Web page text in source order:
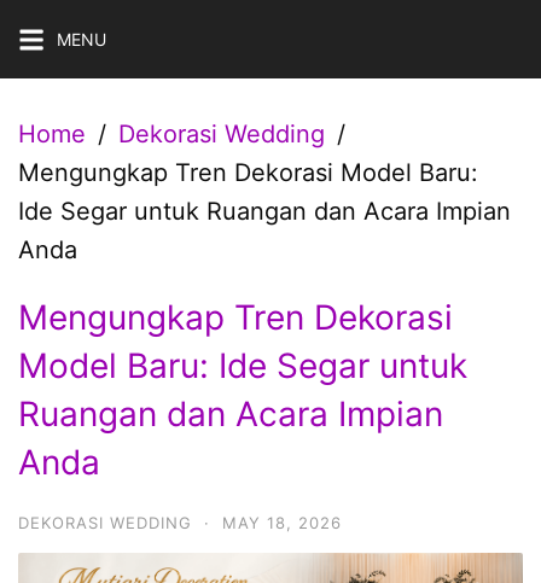
Skip
MENU
Home
Dekorasi Wedding
Mengungkap Tren Dekorasi Model Baru:
Ide Segar untuk Ruangan dan Acara Impian
Anda
Mengungkap Tren Dekorasi
Model Baru: Ide Segar untuk
Ruangan dan Acara Impian
Anda
DEKORASI WEDDING · MAY 18, 2026